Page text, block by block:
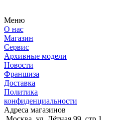
Меню
О нас
Магазин
Сервис
Архивные модели
Новости
Франшиза
Доставка
Политика
конфиденциальности
Адреса магазинов